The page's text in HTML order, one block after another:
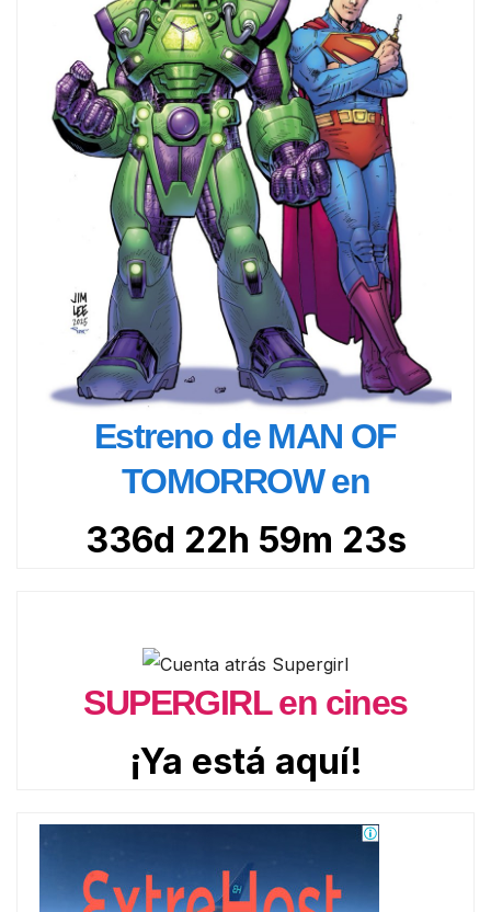
Estreno de MAN OF
TOMORROW en
336d 22h 59m 21s
SUPERGIRL en cines
¡Ya está aquí!